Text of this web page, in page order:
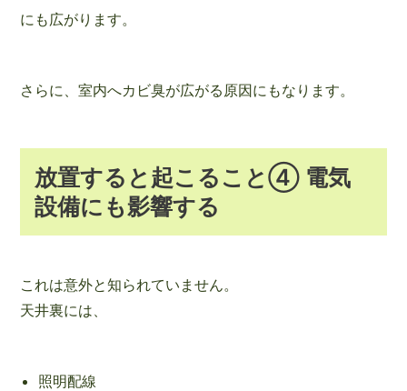
にも広がります。
さらに、室内へカビ臭が広がる原因にもなります。
放置すると起こること④ 電気
設備にも影響する
これは意外と知られていません。
天井裏には、
照明配線